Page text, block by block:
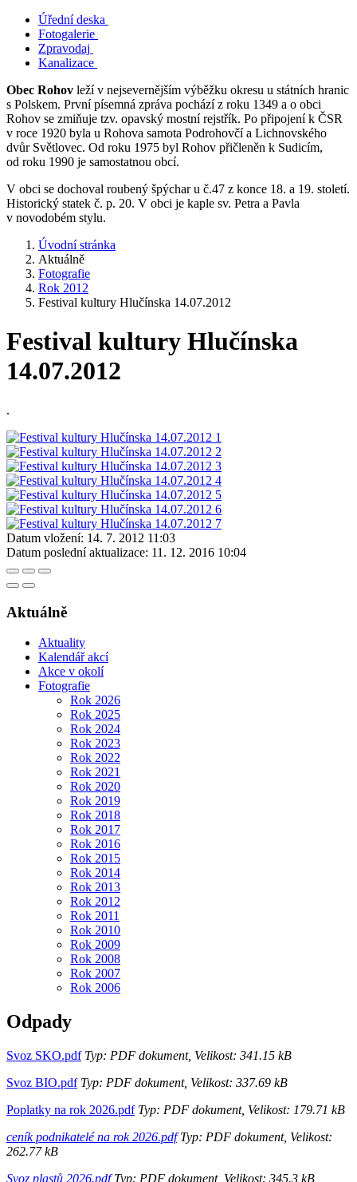
Úřední deska
Fotogalerie
Zpravodaj
Kanalizace
Obec Rohov leží v nejsevernějším výběžku okresu u státních hranic
s Polskem. První písemná zpráva pochází z roku 1349 a o obci
Rohov se zmiňuje tzv. opavský mostní rejstřík. Po připojení k ČSR
v roce 1920 byla u Rohova samota Podrohovčí a Lichnovského
dvůr Světlovec. Od roku 1975 byl Rohov přičleněn k Sudicím,
od roku 1990 je samostatnou obcí.
V obci se dochoval roubený špýchar u č.47 z konce 18. a 19. století.
Historický statek č. p. 20. V obci je kaple sv. Petra a Pavla
v novodobém stylu.
Úvodní stránka
Aktuálně
Fotografie
Rok 2012
Festival kultury Hlučínska 14.07.2012
Festival kultury Hlučínska
14.07.2012
.
Datum vložení: 14. 7. 2012 11:03
Datum poslední aktualizace: 11. 12. 2016 10:04
Aktuálně
Aktuality
Kalendář akcí
Akce v okolí
Fotografie
Rok 2026
Rok 2025
Rok 2024
Rok 2023
Rok 2022
Rok 2021
Rok 2020
Rok 2019
Rok 2018
Rok 2017
Rok 2016
Rok 2015
Rok 2014
Rok 2013
Rok 2012
Rok 2011
Rok 2010
Rok 2009
Rok 2008
Rok 2007
Rok 2006
Odpady
Svoz SKO.pdfTyp: PDF dokument, Velikost: 341.15 kB
Svoz BIO.pdfTyp: PDF dokument, Velikost: 337.69 kB
Poplatky na rok 2026.pdfTyp: PDF dokument, Velikost: 179.71 kB
ceník podnikatelé na rok 2026.pdfTyp: PDF dokument, Velikost:
262.77 kB
Svoz plastů 2026.pdfTyp: PDF dokument, Velikost: 345.3 kB